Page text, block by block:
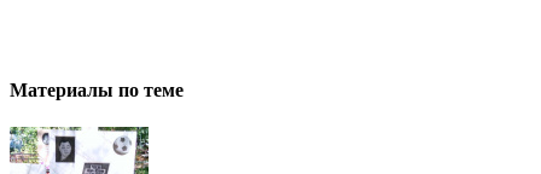
Материалы по теме